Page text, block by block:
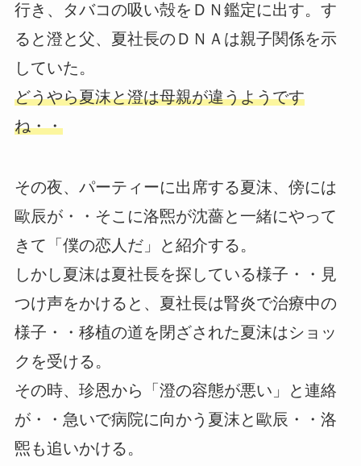
行き、タバコの吸い殻をＤＮ鑑定に出す。す
ると澄と父、夏社長のＤＮＡは親子関係を示
していた。
どうやら夏沫と澄は母親が違うようです
ね・・
その夜、パーティーに出席する夏沫、傍には
歐辰が・・そこに洛煕が沈薔と一緒にやって
きて「僕の恋人だ」と紹介する。
しかし夏沫は夏社長を探している様子・・見
つけ声をかけると、夏社長は腎炎で治療中の
様子・・移植の道を閉ざされた夏沫はショッ
クを受ける。
その時、珍恩から「澄の容態が悪い」と連絡
が・・急いで病院に向かう夏沫と歐辰・・洛
煕も追いかける。